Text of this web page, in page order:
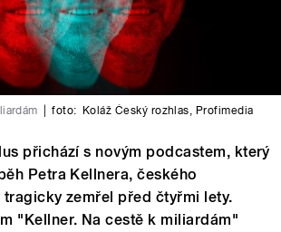
foto: Koláž Český rozhlas, Profimedia
přichází s novým podcastem, který
Petra Kellnera, českého
zemřel před čtyřmi lety.
"Kellner. Na cestě k miliardám"